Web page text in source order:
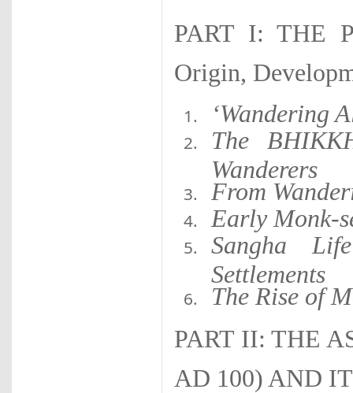
PART I: THE
Origin,
‘Wandering
The
Wanderers
From
Early Monk-
Sangha
Settlements
The Rise of
PART II: THE
AD 100) AND